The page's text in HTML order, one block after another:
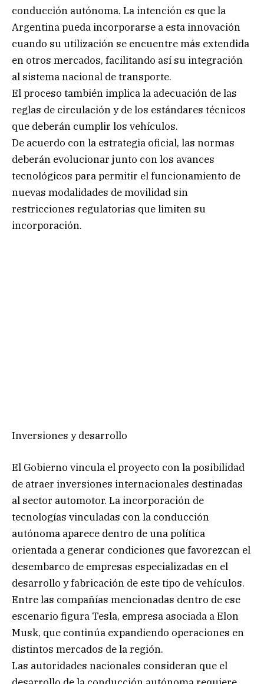
conducción autónoma. La intención es que la
Argentina pueda incorporarse a esta innovación
cuando su utilización se encuentre más extendida
en otros mercados, facilitando así su integración
al sistema nacional de transporte.
El proceso también implica la adecuación de las
reglas de circulación y de los estándares técnicos
que deberán cumplir los vehículos.
De acuerdo con la estrategia oficial, las normas
deberán evolucionar junto con los avances
tecnológicos para permitir el funcionamiento de
nuevas modalidades de movilidad sin
restricciones regulatorias que limiten su
incorporación.
Inversiones y desarrollo
El Gobierno vincula el proyecto con la posibilidad
de atraer inversiones internacionales destinadas
al sector automotor. La incorporación de
tecnologías vinculadas con la conducción
autónoma aparece dentro de una política
orientada a generar condiciones que favorezcan el
desembarco de empresas especializadas en el
desarrollo y fabricación de este tipo de vehículos.
Entre las compañías mencionadas dentro de ese
escenario figura Tesla, empresa asociada a Elon
Musk, que continúa expandiendo operaciones en
distintos mercados de la región.
Las autoridades nacionales consideran que el